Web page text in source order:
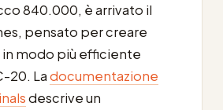
840.000, è arrivato il
pensato per creare
modo più efficiente
20. Ladocumentazione
descrive un